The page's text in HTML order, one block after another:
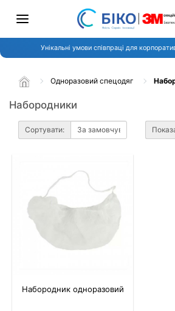
Унікальні умови співпраці для
Одноразовий спецодяг
Набородники
Сортувати:
Набородник одноразовий